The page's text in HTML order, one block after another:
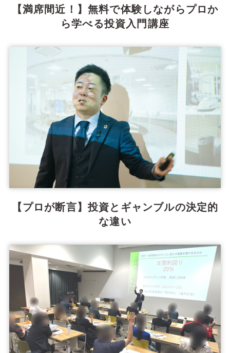
【満席間近！】無料で体験しながらプロか
ら学べる投資入門講座
【プロが断言】投資とギャンブルの決定的
な違い